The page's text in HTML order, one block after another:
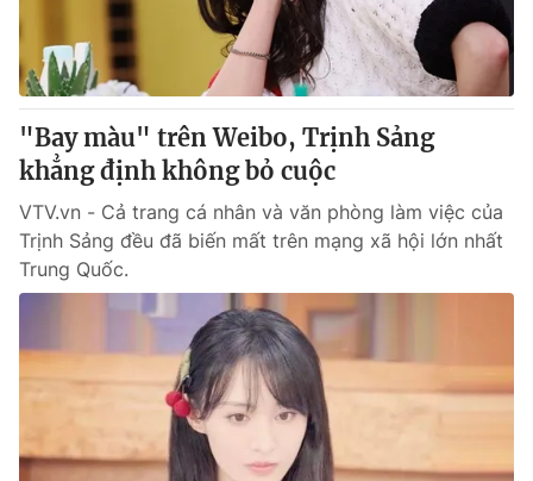
"Bay màu" trên Weibo, Trịnh Sảng
khẳng định không bỏ cuộc
VTV.vn - Cả trang cá nhân và văn phòng làm việc của
Trịnh Sảng đều đã biến mất trên mạng xã hội lớn nhất
Trung Quốc.